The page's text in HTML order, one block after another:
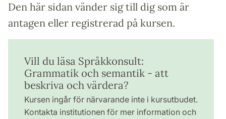
Den här sidan vänder sig till dig som är
antagen eller registrerad på kursen.
Vill du läsa Språkkonsult:
Grammatik och semantik - att
beskriva och värdera?
Kursen ingår för närvarande inte i kursutbudet.
Kontakta institutionen för mer information och